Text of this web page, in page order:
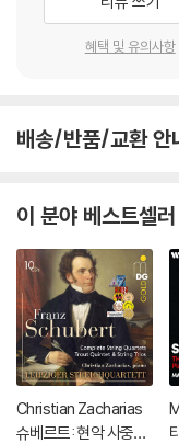
혜택 및 유의사항
배송/반품/교환 안
이 분야 베스트셀러
Christian Zacharias
슈베르트: 현악 사중주